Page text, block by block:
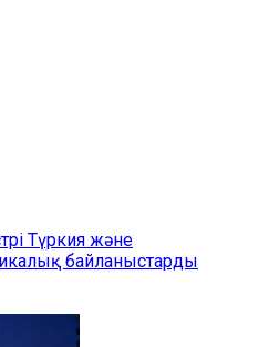
Түркия және
байланыстарды